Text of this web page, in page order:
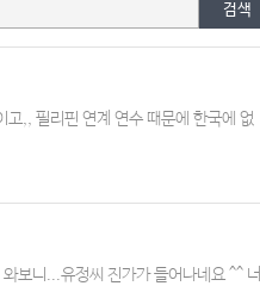
검색
,, 필리핀 연계 연수 때문에 한국에 없
보니...유정씨 진가가 들어나네요 ^^ 너